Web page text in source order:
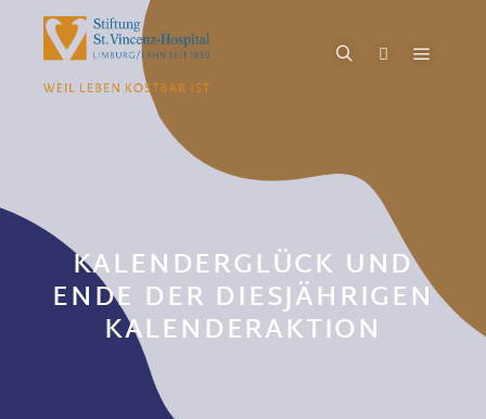
KALENDERGLÜCK UND
ENDE DER DIESJÄHRIGEN
KALENDERAKTION